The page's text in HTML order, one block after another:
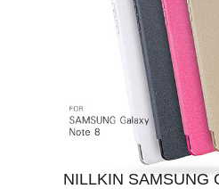
NILLKIN SAMSUNG